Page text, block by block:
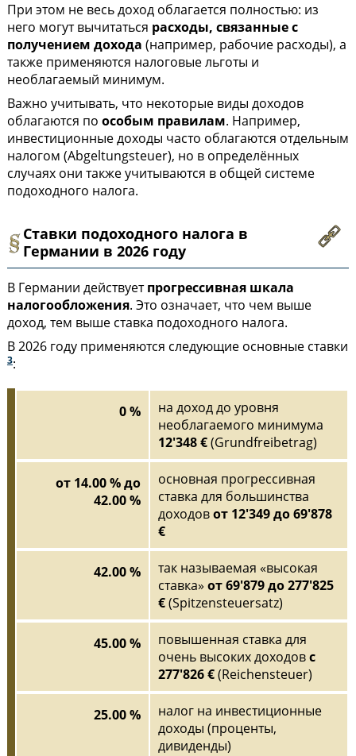
При этом не весь доход облагается полностью: из
него могут вычитаться расходы, связанные с
получением дохода (например, рабочие расходы), а
также применяются налоговые льготы и
необлагаемый минимум.
Важно учитывать, что некоторые виды доходов
облагаются по особым правилам. Например,
инвестиционные доходы часто облагаются отдельным
налогом (Abgeltungsteuer), но в определённых
случаях они также учитываются в общей системе
подоходного налога.
Ставки подоходного налога в
Германии в 2026 году
В Германии действуетпрогрессивная шкала
налогообложения. Это означает, что чем выше
доход, тем выше ставка подоходного налога.
В 2026 году применяются следующие основные ставки
3:
0 %
на доход до уровня
необлагаемого минимума
12'348 €(Grundfreibetrag)
от 14.00 % до
42.00 %
основная прогрессивная
ставка для большинства
доходовот 12'349 до 69'878
€
42.00 %
так называемая «высокая
ставка» от 69'879 до 277'825
€(Spitzensteuersatz)
45.00 %
повышенная ставка для
очень высоких доходовс
277'826 €(Reichensteuer)
25.00 %
налог на инвестиционные
доходы (проценты,
дивиденды)